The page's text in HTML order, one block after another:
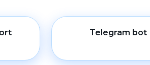
Telegram bot